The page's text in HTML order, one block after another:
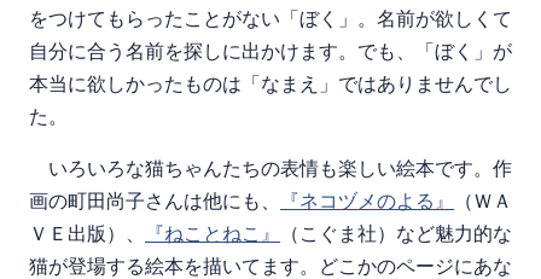
をつけてもらったことがない「ぼく」。名前が欲しくて
自分に合う名前を探しに出かけます。でも、「ぼく」が
本当に欲しかったものは「なまえ」ではありませんでし
た。
いろいろな猫ちゃんたちの表情も楽しい絵本です。作
画の町田尚子さんは他にも、
『ネコヅメのよる』
（ＷＡ
ＶＥ出版）、
『ねことねこ』
（こぐま社）など魅力的な
猫が登場する絵本を描いてます。どこかのページにあな